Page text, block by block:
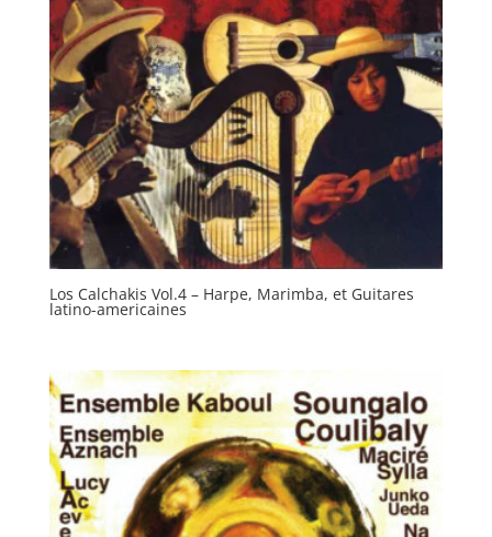
Los Calchakis Vol.4 – Harpe, Marimba, et Guitares
latino-americaines